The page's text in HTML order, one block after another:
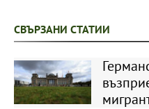
СВЪРЗАНИ СТАТИИ